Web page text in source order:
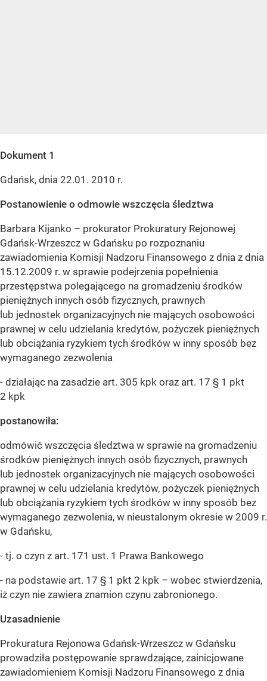
Dokument 1
Gdańsk, dnia 22.01. 2010 r.
Postanowienie o odmowie wszczęcia śledztwa
Barbara Kijanko – prokurator Prokuratury Rejonowej
Gdańsk-Wrzeszcz w Gdańsku po rozpoznaniu
zawiadomienia Komisji Nadzoru Finansowego z dnia z dnia
15.12.2009 r. w sprawie podejrzenia popełnienia
przestępstwa polegającego na gromadzeniu środków
pieniężnych innych osób fizycznych, prawnych
lub jednostek organizacyjnych nie mających osobowości
prawnej w celu udzielania kredytów, pożyczek pieniężnych
lub obciążania ryzykiem tych środków w inny sposób bez
wymaganego zezwolenia
- działając na zasadzie art. 305 kpk oraz art. 17 § 1 pkt
2 kpk
postanowiła:
odmówić wszczęcia śledztwa w sprawie na gromadzeniu
środków pieniężnych innych osób fizycznych, prawnych
lub jednostek organizacyjnych nie mających osobowości
prawnej w celu udzielania kredytów, pożyczek pieniężnych
lub obciążania ryzykiem tych środków w inny sposób bez
wymaganego zezwolenia, w nieustalonym okresie w 2009 r.
w Gdańsku,
- tj. o czyn z art. 171 ust. 1 Prawa Bankowego
- na podstawie art. 17 § 1 pkt 2 kpk – wobec stwierdzenia,
iż czyn nie zawiera znamion czynu zabronionego.
Uzasadnienie
Prokuratura Rejonowa Gdańsk-Wrzeszcz w Gdańsku
prowadziła postępowanie sprawdzające, zainicjowane
zawiadomieniem Komisji Nadzoru Finansowego z dnia